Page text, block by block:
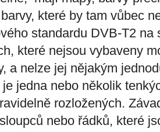
které by tam vůbec
standardu DVB-T2
které nejsou vybaveny
a nelze jej nějakým
jedna nebo několik
rozložených.
nebo řádků, které